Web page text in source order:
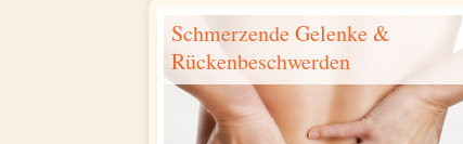
Schmerzende Gelenke &
Rückenbeschwerden